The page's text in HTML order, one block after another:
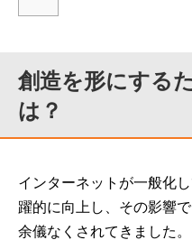
創造を形にする
は？
インターネットが一般化
躍的に向上し、その影響
余儀なくされてきました